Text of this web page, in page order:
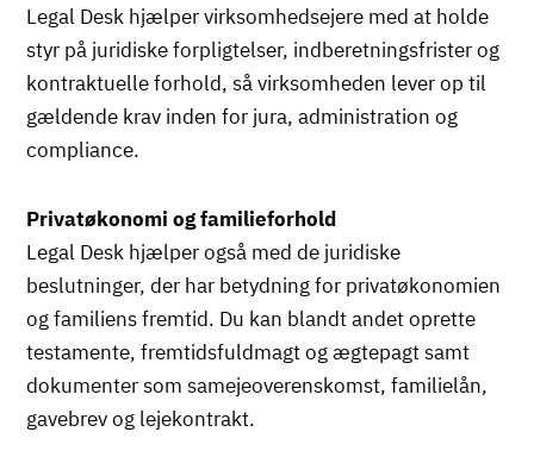
Legal Desk hjælper virksomhedsejere med at holde
styr på juridiske forpligtelser, indberetningsfrister og
kontraktuelle forhold, så virksomheden lever op til
gældende krav inden for jura, administration og
compliance.
Privatøkonomi og familieforhold
Legal Desk hjælper også med de juridiske
beslutninger, der har betydning for privatøkonomien
og familiens fremtid. Du kan blandt andet oprette
testamente, fremtidsfuldmagt og ægtepagt samt
dokumenter som samejeoverenskomst, familielån,
gavebrev og lejekontrakt.